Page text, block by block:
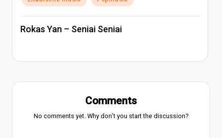
in
Rokas Yan – Seniai Seniai
Comments
No comments yet. Why don’t you start the discussion?